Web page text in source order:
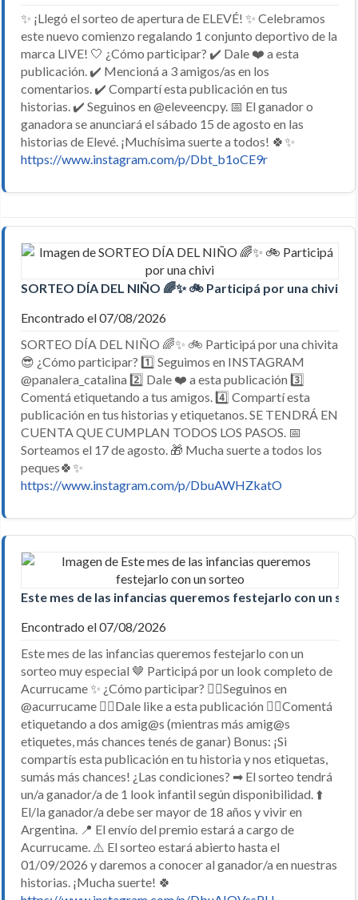
✨ ¡Llegó el sorteo de apertura de ELEVÉ! ✨ Celebramos
este nuevo comienzo regalando 1 conjunto deportivo de la
marca LIVE! 🤍 ¿Cómo participar? ✔️ Dale ❤️ a esta
publicación. ✔️ Mencioná a 3 amigos/as en los
comentarios. ✔️ Compartí esta publicación en tus
historias. ✔️ Seguinos en @eleveencpy. 📅 El ganador o
ganadora se anunciará el sábado 15 de agosto en las
historias de Elevé. ¡Muchísima suerte a todos! 🍀✨
https://www.instagram.com/p/Dbt_b1oCE9r
SORTEO DÍA DEL NIÑO 🌈✨ 🚲 Participá por una chivi
Encontrado el 07/08/2026
SORTEO DÍA DEL NIÑO 🌈✨ 🚲 Participá por una chivita
😎 ¿Cómo participar? 1️⃣ Seguimos en INSTAGRAM
@panalera_catalina 2️⃣ Dale ❤️ a esta publicación 3️⃣
Comentá etiquetando a tus amigos. 4️⃣ Compartí esta
publicación en tus historias y etiquetanos. SE TENDRÁ EN
CUENTA QUE CUMPLAN TODOS LOS PASOS. 📅
Sorteamos el 17 de agosto. 🎁 Mucha suerte a todos los
peques🍀✨
https://www.instagram.com/p/DbuAWHZkatO
Este mes de las infancias queremos festejarlo con un
Encontrado el 07/08/2026
Este mes de las infancias queremos festejarlo con un
sorteo muy especial 🤎 Participá por un look completo de
Acurrucame ✨ ¿Cómo participar? 👉🏼Seguinos en
@acurrucame 👉🏼Dale like a esta publicación 👉🏼Comentá
etiquetando a dos amig@s (mientras más amig@s
etiquetes, más chances tenés de ganar) Bonus: ¡Si
compartís esta publicación en tu historia y nos etiquetas,
sumás más chances! ¿Las condiciones? ➡ El sorteo tendrá
un/a ganador/a de 1 look infantil según disponibilidad. ⬆️
El/la ganador/a debe ser mayor de 18 años y vivir en
Argentina. 📍 El envío del premio estará a cargo de
Acurrucame. ⚠️ El sorteo estará abierto hasta el
01/09/2026 y daremos a conocer al ganador/a en nuestras
historias. ¡Mucha suerte! 🍀